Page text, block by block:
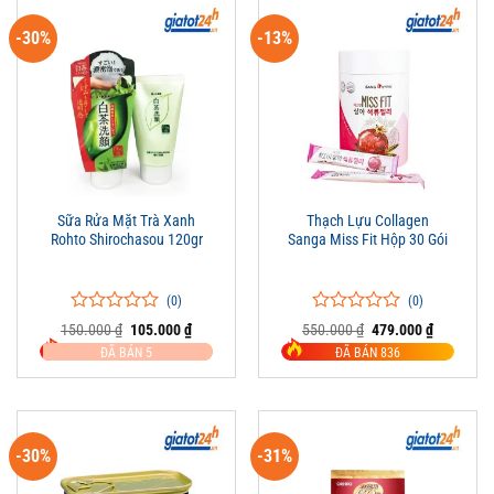
-30%
Sữa Rửa Mặt Trà Xanh
Rohto Shirochasou 120gr
0
trên
5
0
đánh
(0)
150.000₫ Giá
gốc
là:
105.000₫Giá
hiện
tại
ĐÃ BÁN 5
-13%
Thạch Lựu Collagen
Sanga Miss Fit Hộp 30 Gói
0
trên
5
0
đánh
(0)
550.000₫ Giá
gốc
là:
479.000₫Giá
hiện
tại
ĐÃ BÁN 836
-30% -31%